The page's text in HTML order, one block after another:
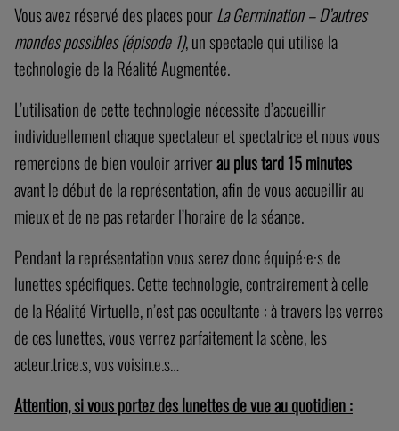
Vous avez réservé des places pourLa Germination – D’autres
mondes possibles (épisode 1), un spectacle qui utilise la
technologie de la Réalité Augmentée.
L’utilisation de cette technologie nécessite d’accueillir
individuellement chaque spectateur et spectatrice et nous vous
remercions de bien vouloir arriverau plus tard 15 minutes
avant le début de la représentation, afin de vous accueillir au
mieux et de ne pas retarder l’horaire de la séance.
Pendant la représentation vous serez donc équipé·e·s de
lunettes spécifiques. Cette technologie, contrairement à celle
de la Réalité Virtuelle, n’est pas occultante : à travers les verres
de ces lunettes, vous verrez parfaitement la scène, les
acteur.trice.s, vos voisin.e.s…
Attention, si vous portez des lunettes de vue au quotidien :